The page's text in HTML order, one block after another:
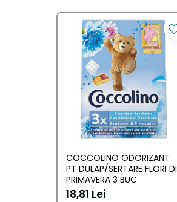
Servetele Umede & Uscate
Ingrijire copii
Cosmetice copii
Odorizante
Aer ConditionatCOCCOLINO ODORIZANT
PT DULAP/SERTARE FLORI DI
PRIMAVERA 3 BUC
18,81 Lei